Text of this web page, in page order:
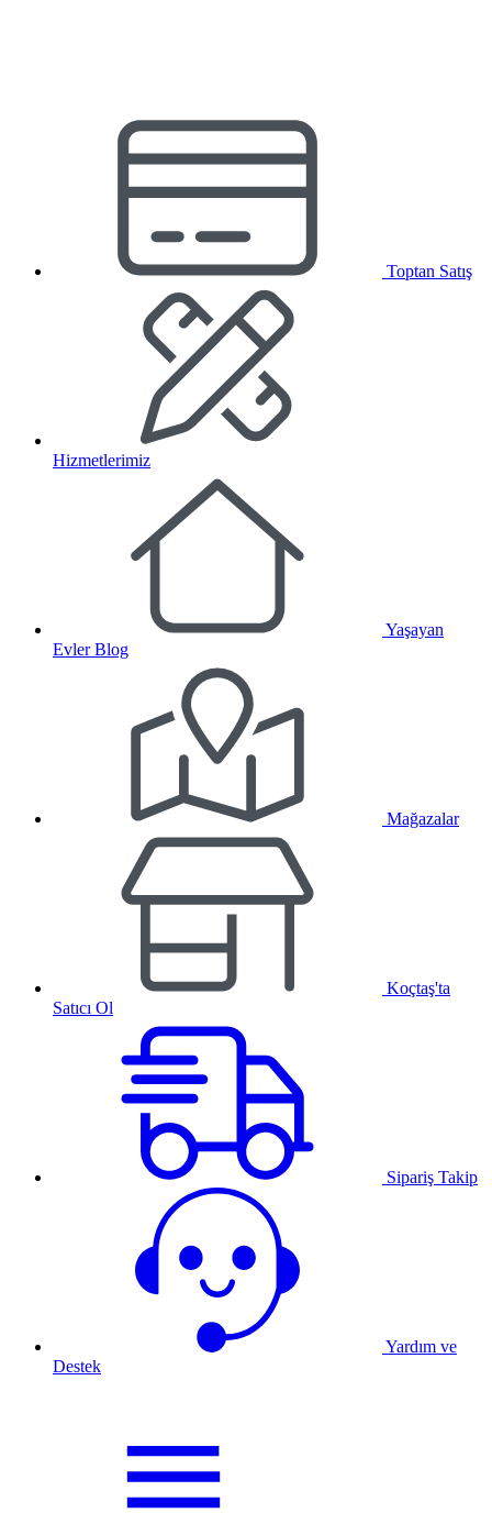
Toptan Satış
Hizmetlerimiz
Yaşayan
Evler Blog
Mağazalar
Koçtaş'ta
Satıcı Ol
Sipariş Takip
Yardım ve
Destek